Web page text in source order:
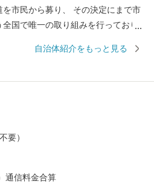
り、 その決定にまで市
国で唯一の取り組みを行っており
コシヒカリ開発者 石墨博士の故郷
80％を占めております。 また、
海岸線や現存十二天守として知ら
自治体紹介をもっと見る
要）
通信料金合算